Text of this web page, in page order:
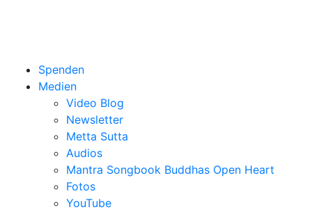
Spenden
Medien
Video Blog
Newsletter
Metta Sutta
Audios
Mantra Songbook Buddhas Open Heart
Fotos
YouTube